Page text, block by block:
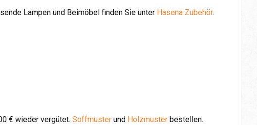
Lampen und Beimöbel finden Sie unter Hasena Zubehör.
€ wieder vergütet. Soffmuster und Holzmuster bestellen.